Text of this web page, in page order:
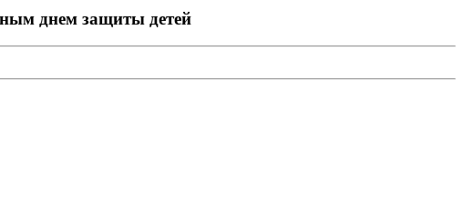
днем защиты детей